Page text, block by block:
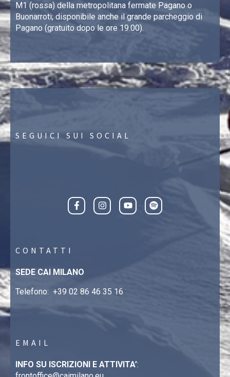
M1 (rossa) della metropolitana fermate Pagano o
Buonarroti; disponibile anche il grande parcheggio di
Pagano (gratuito dopo le ore 19.00).
SEGUICI SUI SOCIAL
CONTATTI
SEDE CAI MILANO
Telefono: +39 02 86 46 35 16
EMAIL
INFO SU ISCRIZIONI E ATTIVITA’: